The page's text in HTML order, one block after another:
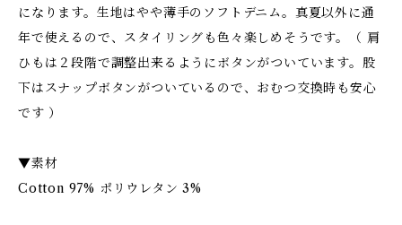
になります。生地はやや薄手のソフトデニム。真夏以外に通
年で使えるので、スタイリングも色々楽しめそうです。（ 肩
ひもは２段階で調整出来るようにボタンがついています。股
下はスナップボタンがついているので、おむつ交換時も安心
です ）
▼素材
Cotton 97% ポリウレタン 3%